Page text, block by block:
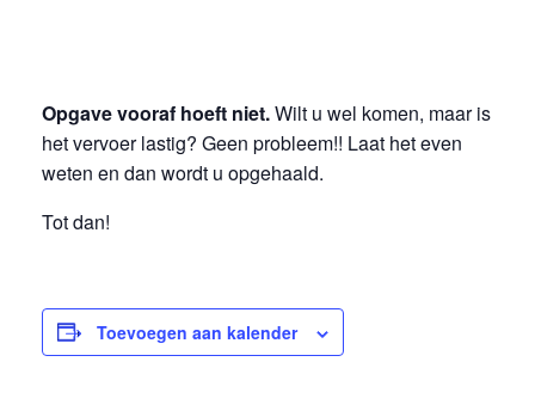
Opgave vooraf hoeft niet.Wilt u wel komen, maar is
het vervoer lastig? Geen probleem!! Laat het even
weten en dan wordt u opgehaald.
Tot dan!
Toevoegen aan kalender